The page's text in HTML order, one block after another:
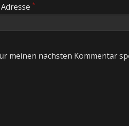
*
meinen nächsten Kommentar